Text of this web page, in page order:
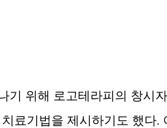
기 위해 로고테라피의 창시
치료기법을 제시하기도 했다